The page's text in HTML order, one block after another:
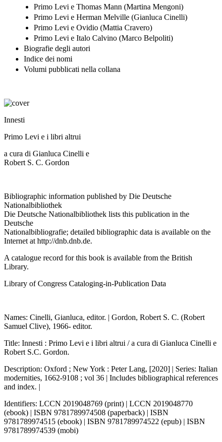
Primo Levi e Thomas Mann (Martina Mengoni)
Primo Levi e Herman Melville (Gianluca Cinelli)
Primo Levi e Ovidio (Mattia Cravero)
Primo Levi e Italo Calvino (Marco Belpoliti)
Biografie degli autori
Indice dei nomi
Volumi pubblicati nella collana
Innesti
Primo Levi e i libri altrui
a cura di Gianluca Cinelli e
Robert S. C. Gordon
Bibliographic information published by Die Deutsche
Nationalbibliothek
Die Deutsche Nationalbibliothek lists this publication in the
Deutsche
Nationalbibliografie; detailed bibliographic data is available on the
Internet at http://dnb.dnb.de.
A catalogue record for this book is available from the British
Library.
Library of Congress Cataloging-in-Publication Data
Names: Cinelli, Gianluca, editor. | Gordon, Robert S. C. (Robert
Samuel Clive), 1966- editor.
Title: Innesti : Primo Levi e i libri altrui / a cura di Gianluca Cinelli e
Robert S.C. Gordon.
Description: Oxford ; New York : Peter Lang, [2020] | Series: Italian
modernities, 1662-9108 ; vol 36 | Includes bibliographical references
and index. |
Identifiers: LCCN 2019048769 (print) | LCCN 2019048770
(ebook) | ISBN 9781789974508 (paperback) | ISBN
9781789974515 (ebook) | ISBN 9781789974522 (epub) | ISBN
9781789974539 (mobi)